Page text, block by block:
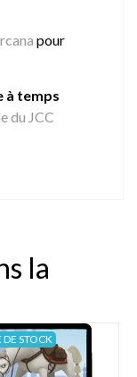
pour
à temps
du JCC
la
DE STOCK